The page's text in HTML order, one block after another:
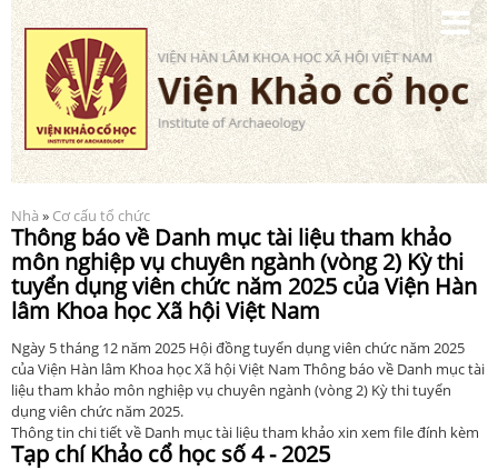
Nhảy
đến
nội
dung
Bạn đang ở đây
Nhà » Cơ cấu tổ chức
Thông báo về Danh mục tài liệu tham khảo
môn nghiệp vụ chuyên ngành (vòng 2) Kỳ thi
tuyển dụng viên chức năm 2025 của Viện Hàn
lâm Khoa học Xã hội Việt Nam
Ngày 5 tháng 12 năm 2025 Hội đồng tuyển dụng viên chức năm 2025
của Viện Hàn lâm Khoa học Xã hội Việt Nam Thông báo về Danh mục tài
liệu tham khảo môn nghiệp vụ chuyên ngành (vòng 2) Kỳ thi tuyển
dụng viên chức năm 2025.
Thông tin chi tiết về Danh mục tài liệu tham khảo xin xem file đính kèm
Tạp chí Khảo cổ học số 4 - 2025